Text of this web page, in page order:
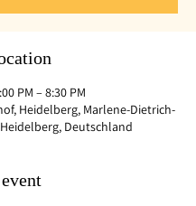
PM – 8:30 PM
Heidelberg, Marlene-Dietrich-
Deutschland